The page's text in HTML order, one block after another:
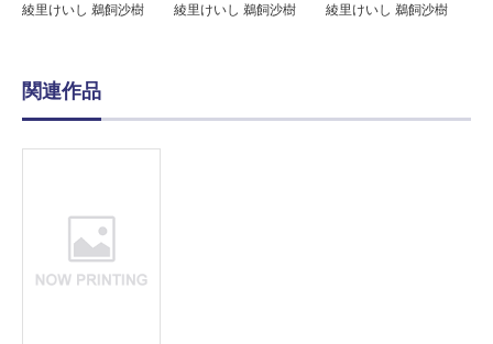
綾里けいし 鵜飼沙樹
綾里けいし 鵜飼沙樹
綾里けいし 鵜飼沙樹
関連作品